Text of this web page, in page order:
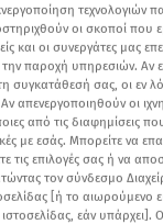
τεχνολογιών
οι σκοποί που
και οι συνεργάτες μας
παροχή υπηρεσιών. Αν
συγκατάθεσή σας, οι εν
απενεργοποιηθούν οι
από τις διαφημίσεις
με εσάς. Μπορείτε να
τις επιλογές σας ή να
τον σύνδεσμο
[ή το αιωρούμενο
εάν υπάρχει].